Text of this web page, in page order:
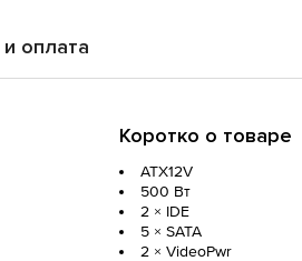
оплата
Коротко о товаре
ATX12V
500 Вт
2 × IDE
5 × SATA
2 × VideoPwr